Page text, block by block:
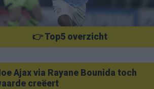
👉 Top5 overzicht
Ajax via Rayane Bounida toch
creëert